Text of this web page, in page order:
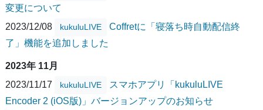
変更について
2023/12/08
kukuluLIVE
Coffretに「寝落ち時自動配信終
了」機能を追加しました
2023年 11月
2023/11/17
kukuluLIVE
スマホアプリ「kukuluLIVE
Encoder 2 (iOS版)」バージョンアップのお知らせ